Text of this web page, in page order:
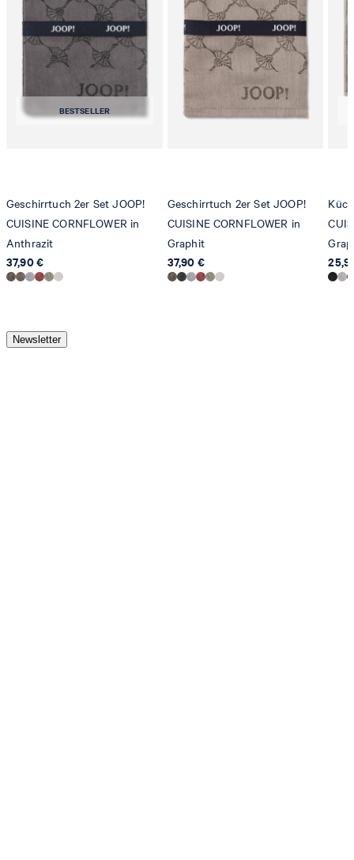
BESTSELLER
Geschirrtuch 2er Set JOOP!
CUISINE CORNFLOWER in
Anthrazit
37,90 €
Geschirrtuch 2er Set JOOP!
CUISINE CORNFLOWER in
Graphit
37,90 €
Newsletter